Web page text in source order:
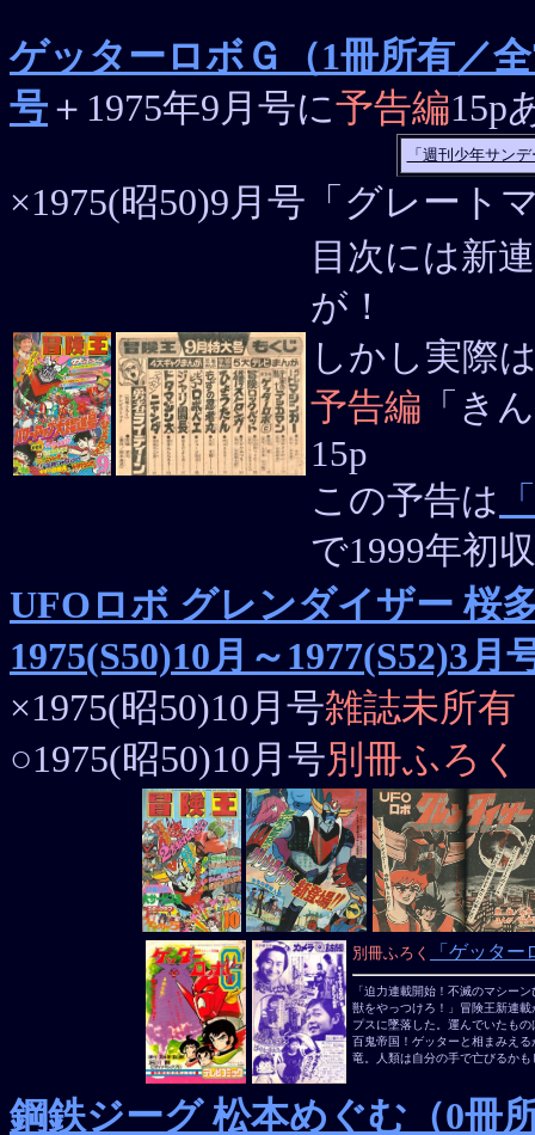
ゲッターロボＧ（1冊所有／全
号 ＋1975年9月号に予告編15p
「週刊少年サン
×1975(昭50)9月号「グレート
目次には新
が！
しかし実際
予告編 「き
15p
この予告は
で1999年初
UFOロボ グレンダイザー 桜
1975(S50)10月～1977(S52)3月
×1975(昭50)10月号雑誌未所有
○1975(昭50)10月号別冊ふろく
別冊ふろく 「ゲッター
「迫力連載開始！不滅のマシー
獣をやっつけろ！」冒険王新連
プスに墜落した。運んでいたも
百鬼帝国！ゲッターと相まみえ
竜。人類は自分の手で亡びるか
鋼鉄ジーグ 松本めぐむ（0冊